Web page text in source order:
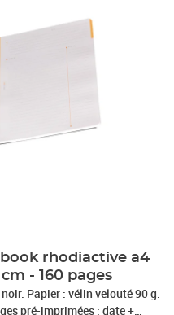
rhodiactive a4
- 160 pages
Papier : vélin velouté 90 g.
pré-imprimées : date +